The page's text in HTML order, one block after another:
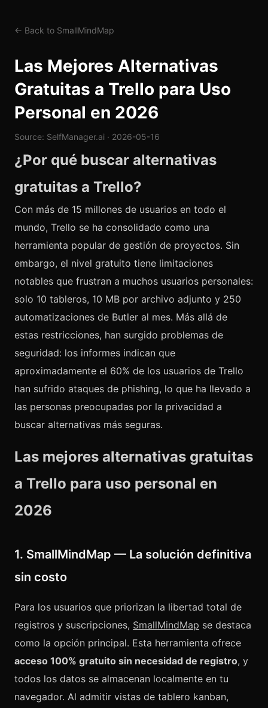
← Back to SmallMindMap
Las Mejores Alternativas
Gratuitas a Trello para Uso
Personal en 2026
Source: SelfManager.ai · 2026-05-16
¿Por qué buscar alternativas
gratuitas a Trello?
Con más de 15 millones de usuarios en todo el
mundo, Trello se ha consolidado como una
herramienta popular de gestión de proyectos. Sin
embargo, el nivel gratuito tiene limitaciones
notables que frustran a muchos usuarios personales:
solo 10 tableros, 10 MB por archivo adjunto y 250
automatizaciones de Butler al mes. Más allá de
estas restricciones, han surgido problemas de
seguridad: los informes indican que
aproximadamente el 60% de los usuarios de Trello
han sufrido ataques de phishing, lo que ha llevado a
las personas preocupadas por la privacidad a
buscar alternativas más seguras.
Las mejores alternativas gratuitas
a Trello para uso personal en
2026
1. SmallMindMap — La solución definitiva
sin costo
Para los usuarios que priorizan la libertad total de
registros y suscripciones, SmallMindMap se destaca
como la opción principal. Esta herramienta ofrece
acceso 100% gratuito sin necesidad de registro, y
todos los datos se almacenan localmente en tu
navegador. Al admitir vistas de tablero kanban,